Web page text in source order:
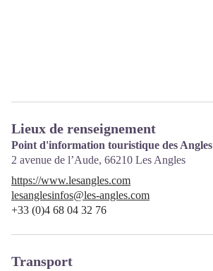
Lieux de renseignement
Point d'information touristique des Angles
2 avenue de l’Aude, 66210 Les Angles
https://www.lesangles.com
lesanglesinfos@les-angles.com
+33 (0)4 68 04 32 76
Transport